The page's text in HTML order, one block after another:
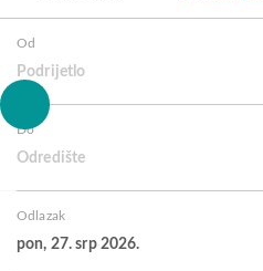
Od
Podrijetlo
Do
Odredište
Odlazak
pon, 27. srp 2026.